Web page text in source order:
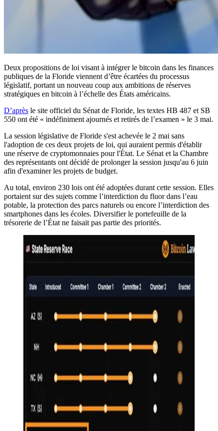
Deux propositions de loi visant à intégrer le bitcoin dans les finances
publiques de la Floride viennent d’être écartées du processus
législatif, portant un nouveau coup aux ambitions de réserves
stratégiques en bitcoin à l’échelle des États américains.
D’après le site officiel du Sénat de Floride, les textes HB 487 et SB
550 ont été « indéfiniment ajournés et retirés de l’examen » le 3 mai.
La session législative de Floride s'est achevée le 2 mai sans
l'adoption de ces deux projets de loi, qui auraient permis d'établir
une réserve de cryptomonnaies pour l'État. Le Sénat et la Chambre
des représentants ont décidé de prolonger la session jusqu'au 6 juin
afin d'examiner les projets de budget.
Au total, environ 230 lois ont été adoptées durant cette session. Elles
portaient sur des sujets comme l’interdiction du fluor dans l’eau
potable, la protection des parcs naturels ou encore l’interdiction des
smartphones dans les écoles. Diversifier le portefeuille de la
trésorerie de l’État ne faisait pas partie des priorités.